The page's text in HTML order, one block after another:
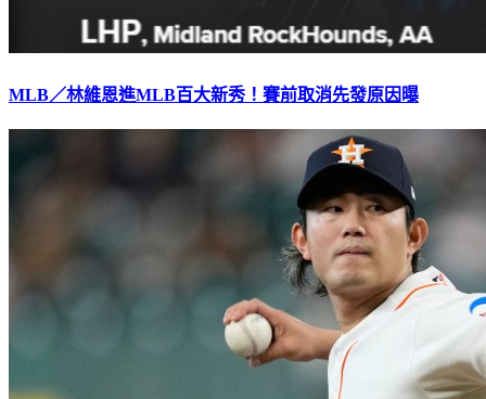
MLB／林維恩進MLB百大新秀！賽前取消先發原因曝